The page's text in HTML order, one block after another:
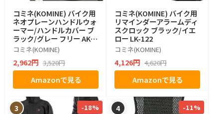
コミネ(KOMINE) バイク用
ネオプレーンハンドルウォ
ーマー/ハンドルカバー ブ
ラック/グレー フリー AK-0
21 345
コミネ(KOMINE)
2,962円 3,520円
Amazonで見る
コミネ(KOMINE) バイク用
リマインダーアラームディ
スクロック ブラック/イエ
ロー LK-122
コミネ(KOMINE)
4,126円 4,620円
Amazonで見る
3 -18% 4 -11%